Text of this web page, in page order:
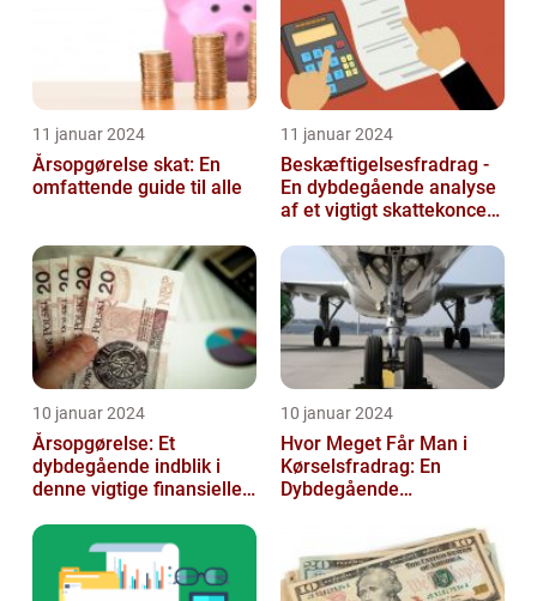
11 januar 2024
Årsopgørelse skat: En
omfattende guide til alle
11 januar 2024
Beskæftigelsesfradrag -
En dybdegående analyse
af et vigtigt skattekoncept
10 januar 2024
Årsopgørelse: Et
dybdegående indblik i
denne vigtige finansielle
10 januar 2024
Hvor Meget Får Man i
Kørselsfradrag: En
Dybdegående